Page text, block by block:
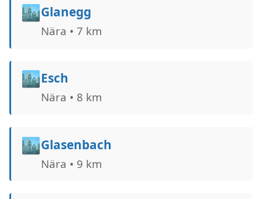
🏙️Glanegg
Nära • 7 km
🏙️Esch
Nära • 8 km
🏙️Glasenbach
Nära • 9 km